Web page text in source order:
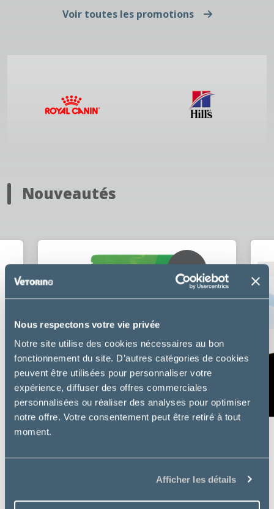
Nous respectons votre vie privée
Notre site utilise des cookies nécessaires au bon
fonctionnement du site. D’autres catégories de cookies
peuvent être utilisées pour personnaliser votre
expérience, diffuser des offres commerciales
personnalisées ou réaliser des analyses pour optimiser
notre offre. Votre consentement peut être retiré à tout
moment.
Afficher les détails
Voir toutes les promotions
Nouveautés
SENIOR NEUTERED - CHAT
à partir de